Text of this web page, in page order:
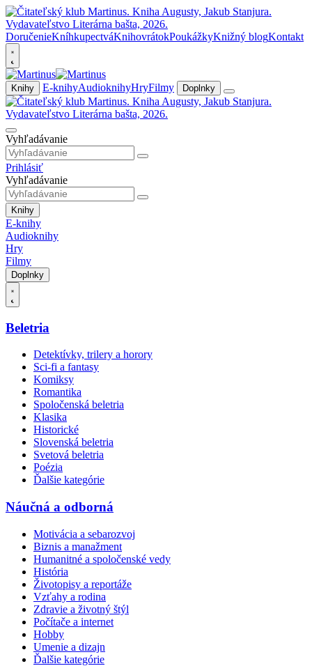
DoručenieKníhkupectváKnihovrátokPoukážkyKnižný blogKontakt
Knihy E-knihyAudioknihyHryFilmy Doplnky
Vyhľadávanie
Prihlásiť
Vyhľadávanie
Knihy
E-knihy
Audioknihy
Hry
Filmy
Doplnky
Beletria
Detektívky, trilery a horory
Sci-fi a fantasy
Komiksy
Romantika
Spoločenská beletria
Klasika
Historické
Slovenská beletria
Svetová beletria
Poézia
Ďalšie kategórie
Náučná a odborná
Motivácia a sebarozvoj
Biznis a manažment
Humanitné a spoločenské vedy
História
Životopisy a reportáže
Vzťahy a rodina
Zdravie a životný štýl
Počítače a internet
Hobby
Umenie a dizajn
Ďalšie kategórie